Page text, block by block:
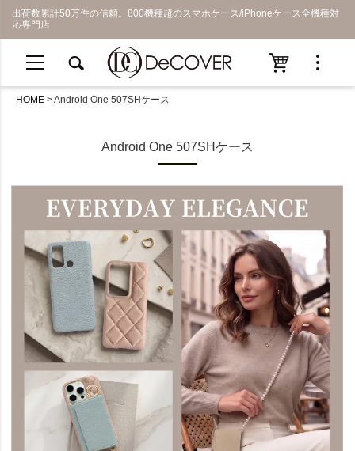
出荷数累計50万件の信頼。800機種超のスマホケース/iPhoneケース全機種対
応専門店
HOME Android One 507SHケース
Android One 507SHケース